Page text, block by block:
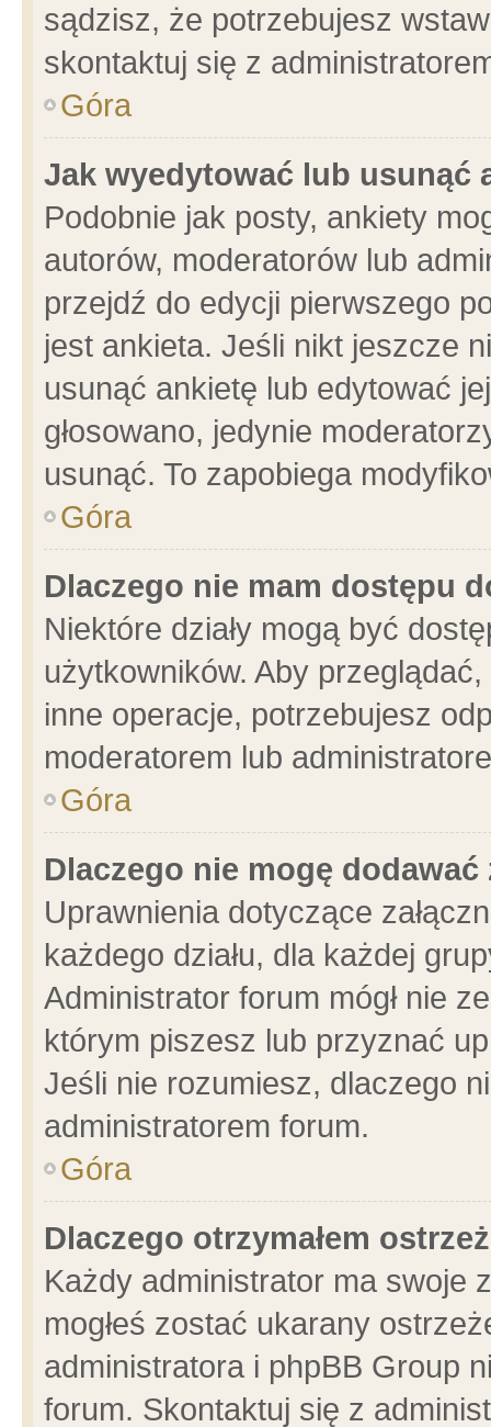
sądzisz, że potrzebujesz
skontaktuj się z
Góra
Jak wyedytować lub usunąć
Podobnie jak posty, ankiety
autorów, moderatorów lub
przejdź do edycji pierwszego
jest ankieta. Jeśli nikt jeszcze
usunąć ankietę lub edytować
głosowano, jedynie
usunąć. To zapobiega
Góra
Dlaczego nie mam dostępu
Niektóre działy mogą być
użytkowników. Aby
inne operacje, potrzebujesz
moderatorem lub
Góra
Dlaczego nie mogę dodawać
Uprawnienia dotyczące
każdego działu, dla każdej
Administrator forum mógł nie
którym piszesz lub przyznać
Jeśli nie rozumiesz, dlaczego
administratorem forum.
Góra
Dlaczego otrzymałem
Każdy administrator ma swoje
mogłeś zostać ukarany
administratora i phpBB Group
forum. Skontaktuj się z